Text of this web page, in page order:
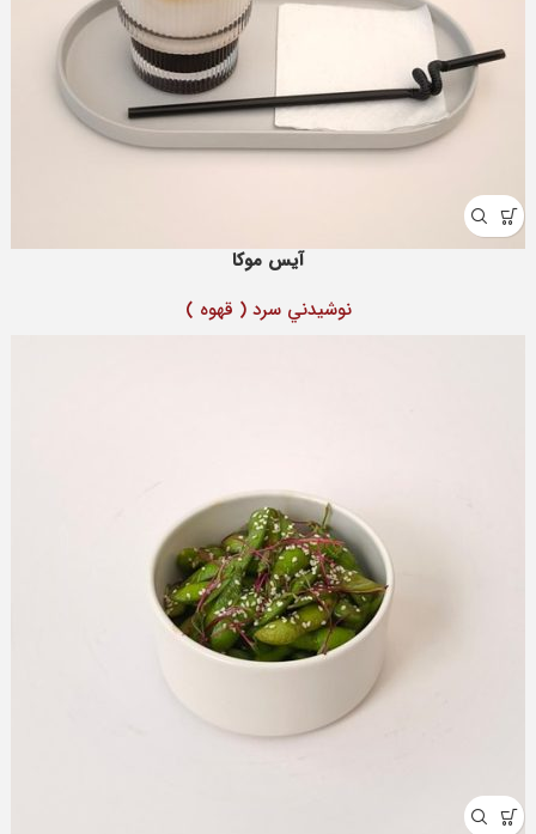
آیس موکا
نوشيدني سرد ( قهوه )